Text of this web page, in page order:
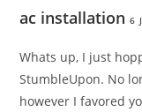
ac installation 6
Whats up, I just
StumbleUpon. No
however I favored